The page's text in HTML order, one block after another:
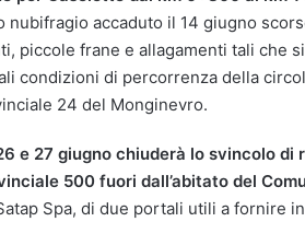
nubifragio accaduto il 14 giugno
piccole frane e allagamenti tali che
condizioni di percorrenza della
24 del Monginevro.
e 27 giugno chiuderà lo svincolo di
500 fuori dall’abitato del
Spa, di due portali utili a fornire